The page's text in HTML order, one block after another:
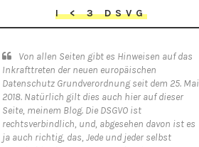
I < 3 DSVG
Von allen Seiten gibt es Hinweisen auf das
Inkrafttreten der neuen europäischen
Datenschutz Grundverordnung seit dem 25. Mai
2018. Natürlich gilt dies auch hier auf dieser
Seite, meinem Blog. Die DSGVO ist
rechtsverbindlich, und, abgesehen davon ist es
ja auch richtig, das, Jede und jeder selbst